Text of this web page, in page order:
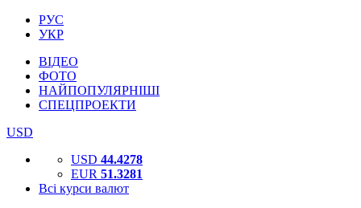
РУС
УКР
ВІДЕО
ФОТО
НАЙПОПУЛЯРНІШІ
СПЕЦПРОЕКТИ
USD
USD 44.4278
EUR 51.3281
Всі курси валют